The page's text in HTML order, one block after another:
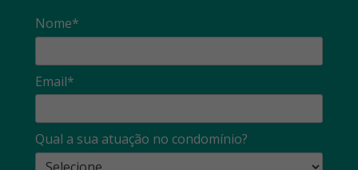
Nome*
Email*
Qual a sua atuação no condomínio?